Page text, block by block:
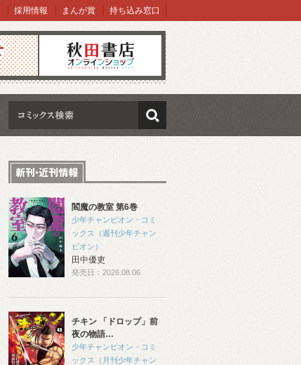
オンラインショップ
採用情報 まんが賞 持ち込み窓口
検索
閻魔の教室 第6巻
少年チャンピオン・コミ
ックス（週刊少年チャン
ピオン）
田中優吏
発売日：2026.08.06
チキン 「ドロップ」前
夜の物語…
少年チャンピオン・コミ
ックス（月刊少年チャン